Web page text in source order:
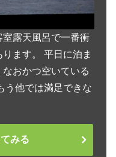
露天風呂で一番衝
ます。 平日に泊ま
おかつ空いている
う他では満足できな
みる